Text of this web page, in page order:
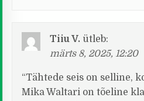
Tiiu V. ütleb:
märts 8, 2025, 12:20
“Tähtede seis on selline,
Mika Waltari on tõeline